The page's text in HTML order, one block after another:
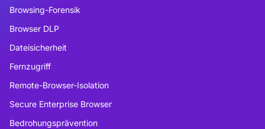
Browsing-Forensik
Browser DLP
Dateisicherheit
Fernzugriff
Remote-Browser-Isolation
Secure Enterprise Browser
Bedrohungsprävention